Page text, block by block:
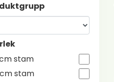
stam
stam